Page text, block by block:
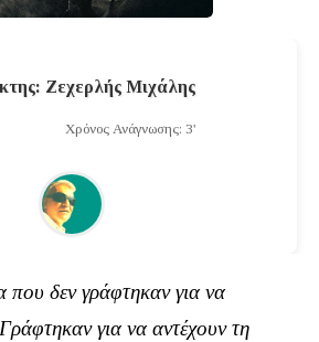
Ζεχερλής Μιχάλης
Χρόνος Ανάγνωσης: 3'
που δεν γράφτηκαν για να
για να αντέχουν τη